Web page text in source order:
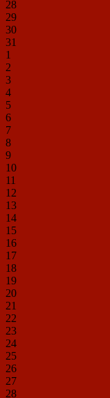
28
29
30
31
1
2
3
4
5
6
7
8
9
10
11
12
13
14
15
16
17
18
19
20
21
22
23
24
25
26
27
28